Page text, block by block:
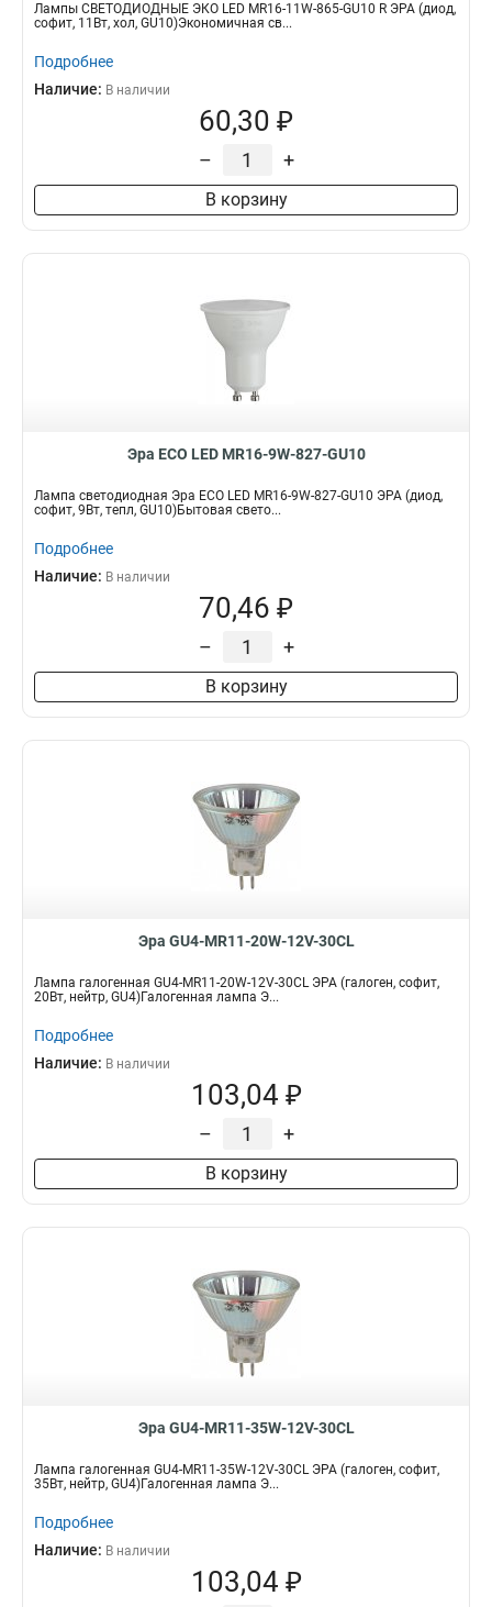
Лампы СВЕТОДИОДНЫЕ ЭКО LED MR16-11W-865-GU10 R ЭРА (диод,
софит, 11Вт, хол, GU10)Экономичная св...
Подробнее
Наличие: В наличии
60,30 ₽
– +
В корзину
Эра ECO LED MR16-9W-827-GU10
Лампа светодиодная Эра ECO LED MR16-9W-827-GU10 ЭРА (диод,
софит, 9Вт, тепл, GU10)Бытовая свето...
Подробнее
Наличие: В наличии
70,46 ₽
– +
В корзину
Эра GU4-MR11-20W-12V-30CL
Лампа галогенная GU4-MR11-20W-12V-30CL ЭРА (галоген, софит,
20Вт, нейтр, GU4)Галогенная лампа Э...
Подробнее
Наличие: В наличии
103,04 ₽
– +
В корзину
Эра GU4-MR11-35W-12V-30CL
Лампа галогенная GU4-MR11-35W-12V-30CL ЭРА (галоген, софит,
35Вт, нейтр, GU4)Галогенная лампа Э...
Подробнее
Наличие: В наличии
103,04 ₽